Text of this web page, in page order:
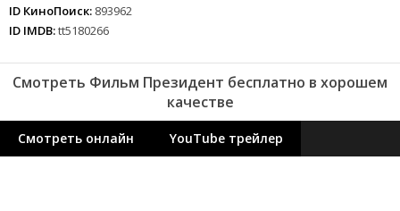
ID КиноПоиск: 893962
ID IMDB:tt5180266
Смотреть Фильм Президент бесплатно в хорошем
качестве
Смотреть онлайн YouTube трейлер